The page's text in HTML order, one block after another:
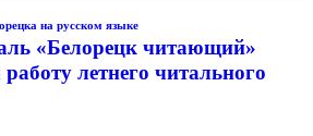
на русском языке
«Белорецк читающий»
летнего читального